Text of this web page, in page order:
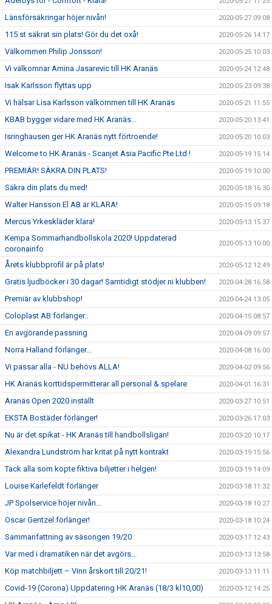
Länsförsäkringar höjer nivån! 2020-05-27 09:08
115 st säkrat sin plats! Gör du det oxå! 2020-05-26 14:17
Välkommen Philip Jonsson! 2020-05-25 10:03
Vi välkomnar Amina Jasarevic till HK Aranäs 2020-05-24 12:48
Isak Karlsson flyttas upp 2020-05-23 09:38
Vi hälsar Lisa Karlsson välkommen till HK Aranäs 2020-05-21 11:55
KBAB bygger vidare med HK Aranäs... 2020-05-20 13:41
Isringhausen ger HK Aranäs nytt förtroende! 2020-05-20 10:03
Welcome to HK Aranäs - Scanjet Asia Pacific Pte Ltd ! 2020-05-19 15:14
PREMIÄR! SÄKRA DIN PLATS! 2020-05-19 10:00
Säkra din plats du med! 2020-05-18 16:30
Walter Hansson El AB är KLARA! 2020-05-15 09:18
Mercus Yrkeskläder klara! 2020-05-13 15:37
Kempa Sommarhandbollskola 2020! Uppdaterad
coronainfo
2020-05-13 10:00
Årets klubbprofil är på plats! 2020-05-12 12:49
Gratis ljudböcker i 30 dagar! Samtidigt stödjer ni klubben! 2020-04-28 16:58
Premiär av klubbshop! 2020-04-24 13:05
Coloplast AB förlänger.. 2020-04-15 08:57
En avgörande passning 2020-04-09 09:57
Norra Halland förlänger... 2020-04-08 16:00
Vi passar alla - NU behövs ALLA! 2020-04-02 09:56
HK Aranäs korttidspermitterar all personal & spelare 2020-04-01 16:31
Aranäs Open 2020 inställt 2020-03-27 10:51
EKSTA Bostäder förlänger! 2020-03-26 17:03
Nu är det spikat - HK Aranäs till handbollsligan! 2020-03-20 10:17
Alexandra Lundström har kritat på nytt kontrakt 2020-03-19 15:56
Tack alla som köpte fiktiva biljetter i helgen! 2020-03-19 14:09
Louise Karlefeldt förlänger 2020-03-18 11:32
JP Spolservice höjer nivån... 2020-03-18 10:27
Oscar Gentzel förlänger! 2020-03-18 10:24
Sammanfattning av säsongen 19/20 2020-03-17 12:43
Var med i dramatiken när det avgörs... 2020-03-13 13:58
Köp matchbiljett – Vinn årskort till 20/21! 2020-03-13 11:11
Covid-19 (Corona) Uppdatering HK Aranäs (18/3 kl10,00) 2020-03-12 14:25